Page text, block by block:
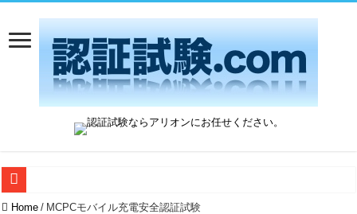
QuadraMAX2のご紹介
Home / MCPCモバイル充電安全認証試験